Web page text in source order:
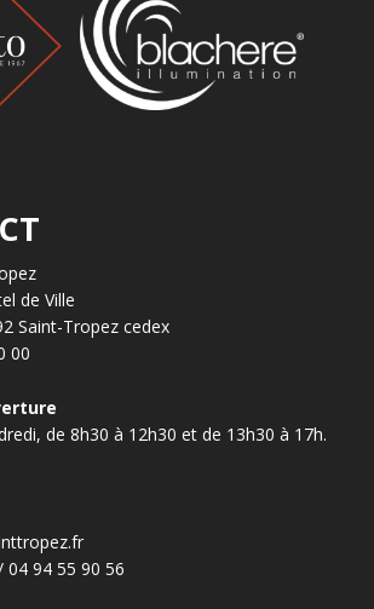
de Ville
Saint-Tropez cedex
00
de 8h30 à 12h30 et de 13h30 à 17h.
04 94 55 90 56